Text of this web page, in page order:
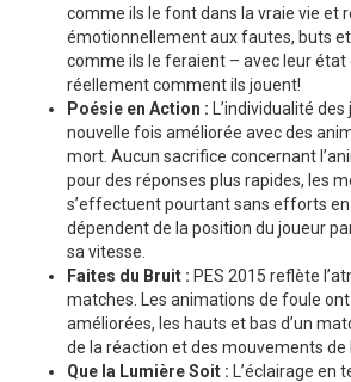
comme ils le font dans la vraie vie et
émotionnellement aux fautes, buts et
comme ils le feraient – avec leur état
réellement comment ils jouent!
Poésie en Action : L’individualité
nouvelle fois améliorée avec des
mort. Aucun sacrifice concernant
pour des réponses plus rapides, les
s’effectuent pourtant sans efforts
dépendent de la position du joueur
sa vitesse.
Faites du Bruit : PES 2015 reflète
matches. Les animations de foule
améliorées, les hauts et bas d’un
de la réaction et des mouvements de
Que la Lumière Soit : L’éclairage en